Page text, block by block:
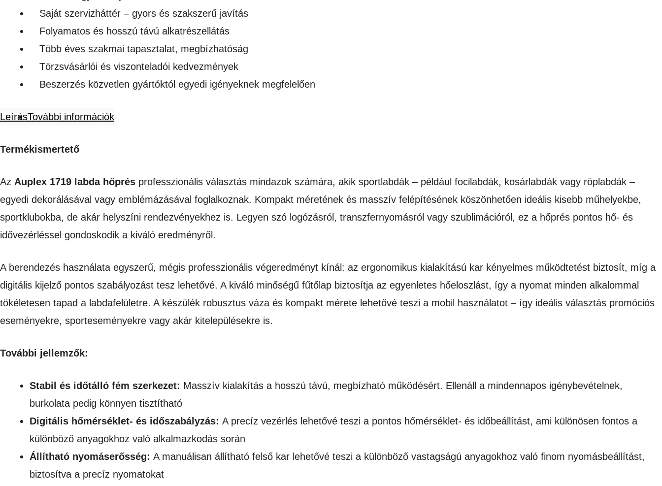
Saját szervizháttér – gyors és szakszerű javítás
Folyamatos és hosszú távú alkatrészellátás
Több éves szakmai tapasztalat, megbízhatóság
Törzsvásárlói és viszonteladói kedvezmények
Beszerzés közvetlen gyártóktól egyedi igényeknek megfelelően
LeírásTovábbi információk
Termékismertető
Az Auplex 1719 labda hőprés professzionális választás mindazok számára, akik sportlabdák – például focilabdák, kosárlabdák vagy röplabdák –
egyedi dekorálásával vagy emblémázásával foglalkoznak. Kompakt méretének és masszív felépítésének köszönhetően ideális kisebb műhelyekbe,
sportklubokba, de akár helyszíni rendezvényekhez is. Legyen szó logózásról, transzfernyomásról vagy szublimációról, ez a hőprés pontos hő- és
idővezérléssel gondoskodik a kiváló eredményről.
A berendezés használata egyszerű, mégis professzionális végeredményt kínál: az ergonomikus kialakítású kar kényelmes működtetést biztosít, míg a
digitális kijelző pontos szabályozást tesz lehetővé. A kiváló minőségű fűtőlap biztosítja az egyenletes hőeloszlást, így a nyomat minden alkalommal
tökéletesen tapad a labdafelületre. A készülék robusztus váza és kompakt mérete lehetővé teszi a mobil használatot – így ideális választás promóciós
eseményekre, sporteseményekre vagy akár kitelepülésekre is.
További jellemzők:
Stabil és időtálló fém szerkezet: Masszív kialakítás a hosszú távú, megbízható működésért. Ellenáll a mindennapos igénybevételnek,
burkolata pedig könnyen tisztítható
Digitális hőmérséklet- és időszabályzás: A precíz vezérlés lehetővé teszi a pontos hőmérséklet- és időbeállítást, ami különösen fontos a
különböző anyagokhoz való alkalmazkodás során
Állítható nyomáserősség: A manuálisan állítható felső kar lehetővé teszi a különböző vastagságú anyagokhoz való finom nyomásbeállítást,
biztosítva a precíz nyomatokat